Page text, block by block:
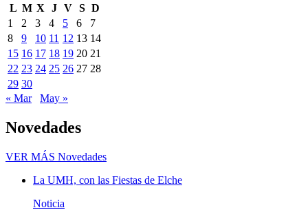
L M X J V S D
1
2 3 4 5 6
7
8
9 10 11 12 13 14
15 16 17 18 19 20 21
22 23 24 25 26 27 28
29 30
« Mar
May »
Novedades
VER MÁS Novedades
La UMH, con las Fiestas de Elche
Noticia